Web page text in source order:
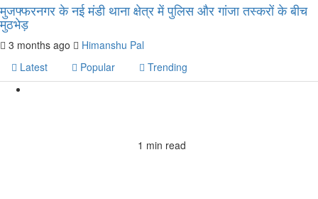
मुजफ्फरनगर के नई मंडी थाना क्षेत्र में पुलिस और गांजा तस्करों के बीच
मुठभेड़
3 months ago
Himanshu Pal
Latest
Popular Trending
1 min read